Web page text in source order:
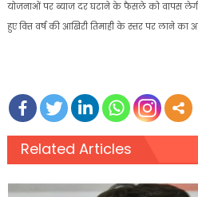
योजनाओं पर ब्याज दर घटाने के फैसले को वापस लेगी
हुए वित्त वर्ष की आखिरी तिमाही के स्तर पर लाने का
Related Articles